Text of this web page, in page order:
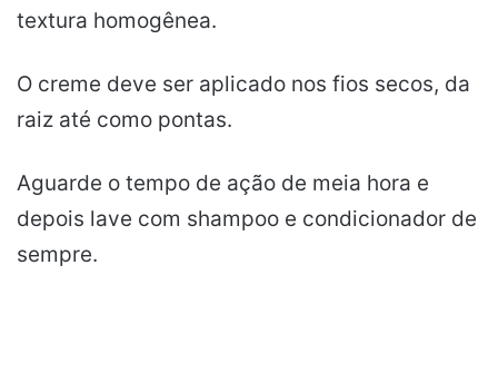
textura homogênea.
O creme deve ser aplicado nos fios secos, da
raiz até como pontas.
Aguarde o tempo de ação de meia hora e
depois lave com shampoo e condicionador de
sempre.